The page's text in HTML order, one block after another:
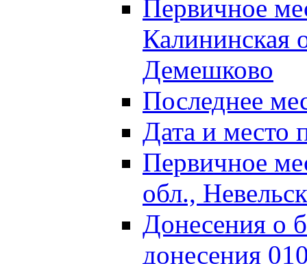
Первичное
Калининская
Демешково
Последнее
Дата и место
Первичное
обл.,
Донесения о
донесения